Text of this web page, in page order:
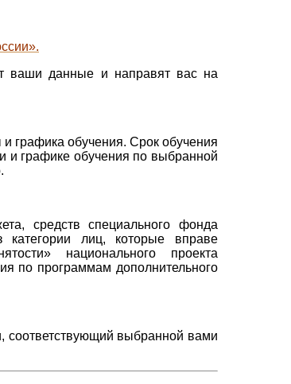
ваши данные и направят вас на
графика обучения. Срок обучения
и графике обучения по выбранной
средств специального фонда
категории лиц, которые вправе
национального проекта
по программам дополнительного
соответствующий выбранной вами